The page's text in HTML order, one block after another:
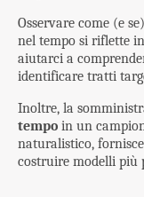
Osservare come (e
nel tempo si riflette
aiutarci a
identificare tratti
Inoltre, la
tempo in un
naturalistico, fornisce
costruire modelli più